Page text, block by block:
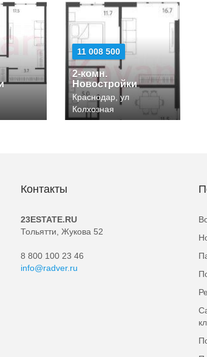
11 008 500
2-комн.
Новостройки
Краснодар, ул
Колхозная
Контакты
23ESTATE.RU
Тольятти, Жукова 52
8 800 100 23 46
info@radver.ru